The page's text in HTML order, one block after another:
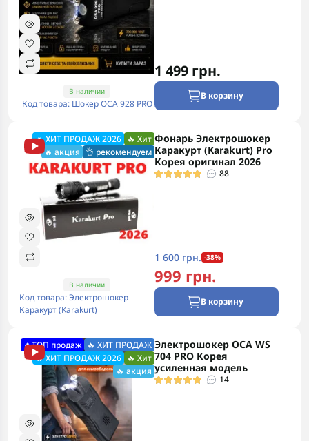
В наличии
Код товара: Шокер ОСА 928 PRO
1 499 грн.
В корзину
🔥 ХИТ ПРОДАЖ 2026 🔥 Хит
🔥 акция 👌 рекомендуем
В наличии
Код товара: Электрошокер
Каракурт (Karakurt)
Фонарь Электрошокер
Каракурт (Karakurt) Pro
Корея оригинал 2026
88
1 600 грн. -38%
999 грн.
В корзину
🔥ТОП продаж 🔥 ХИТ ПРОДАЖ
🔥 ХИТ ПРОДАЖ 2026 🔥 Хит
🔥 акция
Электрошокер ОСА WS
704 PRO Корея
усиленная модель
14